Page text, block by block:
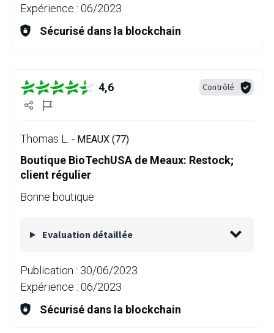
Expérience : 06/2023
Sécurisé dans la blockchain
4,6 Contrôlé
Thomas L. - MEAUX (77)
Boutique BioTechUSA de Meaux: Restock;
client régulier
Bonne boutique
Evaluation détaillée
Publication : 30/06/2023
Expérience : 06/2023
Sécurisé dans la blockchain